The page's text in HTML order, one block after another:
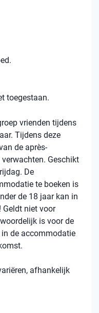
toegestaan.
vrienden tijdens
Tijdens deze
de après-
Geschikt
De
te boeken is
de 18 jaar kan in
Geldt niet voor
is voor de
de accommodatie
afhankelijk